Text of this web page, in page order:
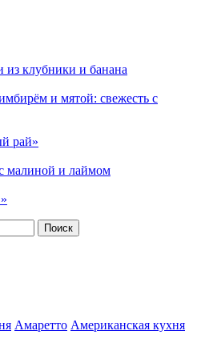
клубники и банана
и мятой: свежесть с
рай»
малиной и лаймом
Амаретто Американская кухня